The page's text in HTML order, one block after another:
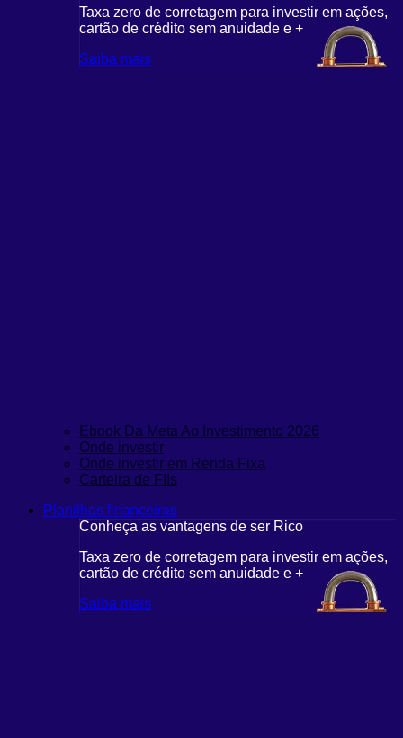
Taxa zero de corretagem para investir em ações,
cartão de crédito sem anuidade e +
Saiba mais
Ebook Da Meta Ao Investimento 2026
Onde investir
Onde investir em Renda Fixa
Carteira de FIIs
Planilhas financeiras
Conheça as vantagens de ser Rico
Taxa zero de corretagem para investir em ações,
cartão de crédito sem anuidade e +
Saiba mais